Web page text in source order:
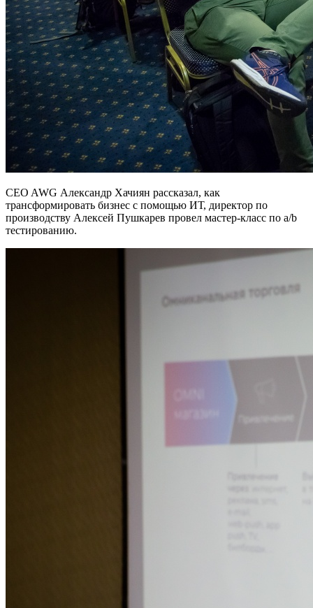
CEO AWG Александр Хачиян рассказал, как
трансформировать бизнес с помощью ИТ, директор по
производству Алексей Пушкарев провел мастер-класс по a/b
тестированию.